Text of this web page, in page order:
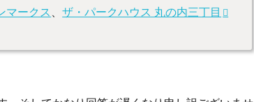
マークス 、ザ・パークハウス 丸の内三丁目